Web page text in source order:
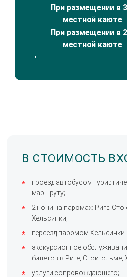
При размещении в
местной каюте
При размещении в
местной каюте
В СТОИМОСТЬ
проезд автобусом
маршруту;
2 ночи на паромах: Рига-
Хельсинки;
переезд паромом
экскурсионное
билетов в Риге, Стокгольме,
услуги сопровождающего;